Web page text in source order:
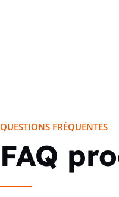
QUESTIONS FRÉQUENTES
FAQ